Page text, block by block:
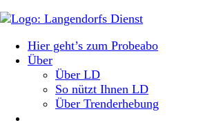
Hier geht’s zum Probeabo
Über
Über LD
So nützt Ihnen LD
Über Trenderhebung